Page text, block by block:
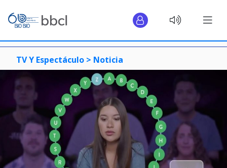
TV Y Espectáculo > Noticia